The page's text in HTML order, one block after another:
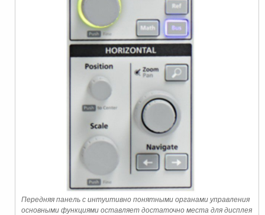
Передняя панель с интуитивно понятными органами управления
основными функциями оставляет достаточно места для дисплея